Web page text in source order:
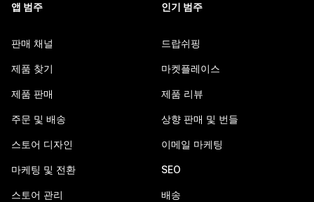
앱 범주
판매 채널
제품 찾기
제품 판매
주문 및 배송
스토어 디자인
마케팅 및 전환
스토어 관리
인기 범주
드랍쉬핑
마켓플레이스
제품 리뷰
상향 판매 및 번들
이메일 마케팅
SEO
배송